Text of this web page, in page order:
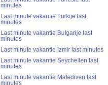
minutes
Last minute vakantie Turkije last
minutes
Last minute vakantie Bulgarije last
minutes
Last minute vakantie Izmir last minutes
Last minute vakantie Seychellen last
minutes
Last minute vakantie Malediven last
minutes